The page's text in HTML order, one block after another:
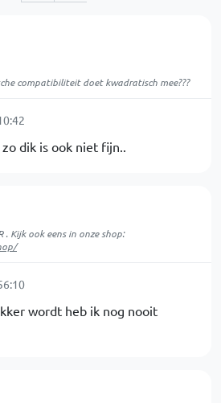
compatibiliteit doet kwadratisch mee???
dik is ook niet fijn..
. Kijk ook eens in onze shop:
wordt heb ik nog nooit